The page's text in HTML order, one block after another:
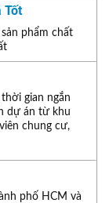
Tốt
phẩm chất
gian ngắn
dự án từ khu
chung cư,
phố HCM và